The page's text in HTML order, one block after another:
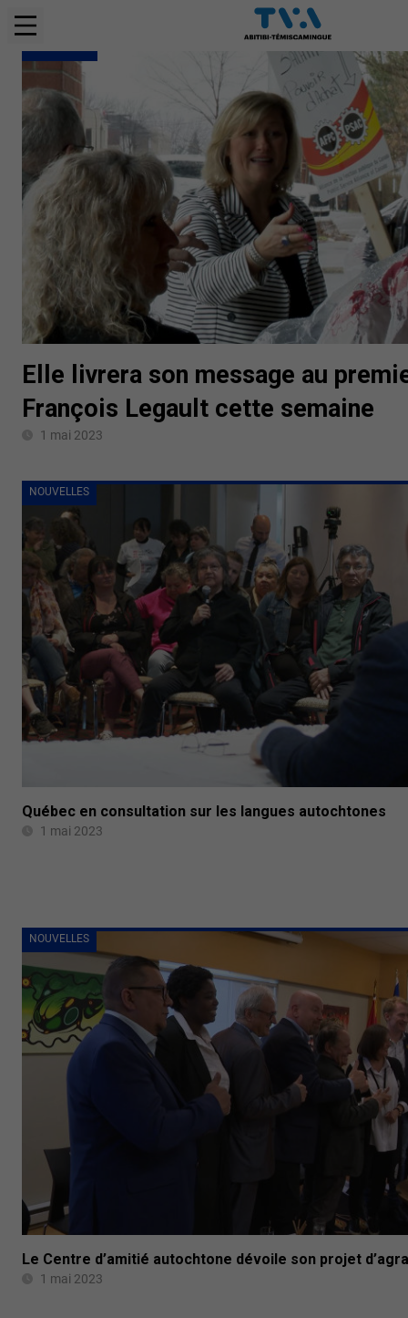
Elle livrera son message au
François Legault cette semaine
1 mai 2023
NOUVELLES
Québec en consultation sur les langues autochtones
1 mai 2023
NOUVELLES
Le Centre d’amitié autochtone dévoile son projet
1 mai 2023